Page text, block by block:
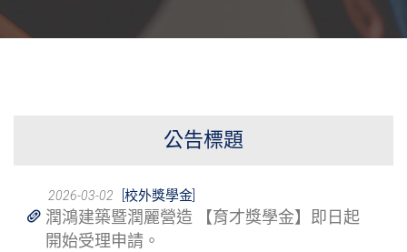
公告標題
2026-03-02 [校外獎學金]
潤鴻建築暨潤麗營造 【育才獎學金】即日起
開始受理申請。